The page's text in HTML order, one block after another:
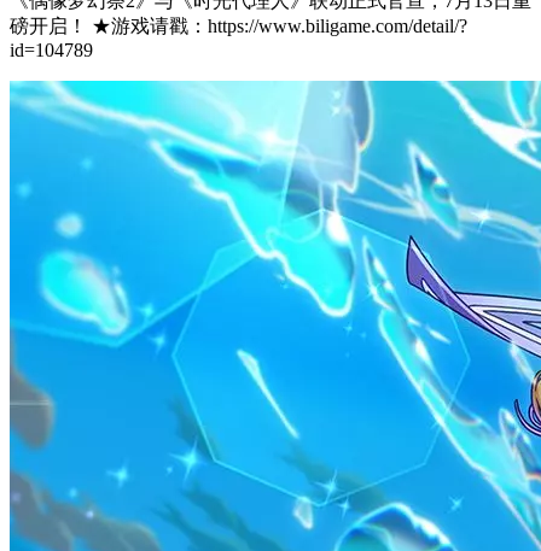
磅开启！ ★游戏请戳：https://www.biligame.com/detail/?
id=104789